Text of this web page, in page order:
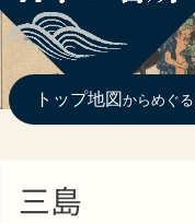
トップ地図 からめぐる
三島